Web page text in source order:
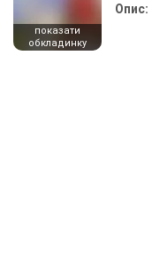
показати
обкладинку
Опис: